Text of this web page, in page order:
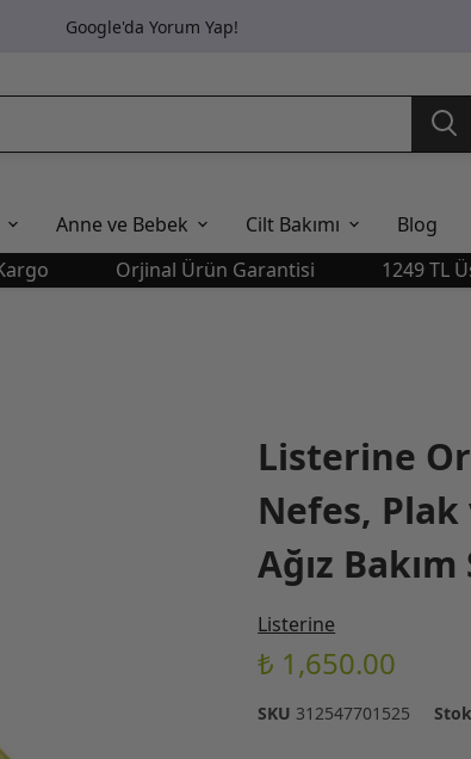
Google'da Yorum Yap!
Anne ve Bebek Cilt Bakımı
Blog
Orjinal Ürün Garantisi 1249 TL Üstü
Listerine
Nefes, Plak
Ağız
Listerine
₺ 1,650.00
SKU 312547701525 Stok